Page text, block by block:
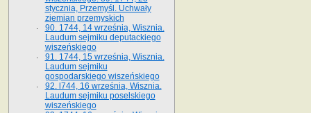
stycznia, Przemyśl. Uchwały
ziemian przemyskich
90. 1744, 14 września, Wisznia.
Laudum sejmiku deputackiego
wiszeńskiego
91. 1744, 15 września, Wisznia.
Laudum sejmiku
gospodarskiego wiszeńskiego
92. l744, 16 września, Wisznia.
Laudum sejmiku poselskiego
wiszeńskiego